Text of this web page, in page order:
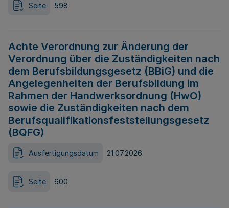
Seite 598
Achte Verordnung zur Änderung der
Verordnung über die Zuständigkeiten nach
dem Berufsbildungsgesetz (BBiG) und die
Angelegenheiten der Berufsbildung im
Rahmen der Handwerksordnung (HwO)
sowie die Zuständigkeiten nach dem
Berufsqualifikationsfeststellungsgesetz
(BQFG)
Ausfertigungsdatum 21.07.2026
Seite 600